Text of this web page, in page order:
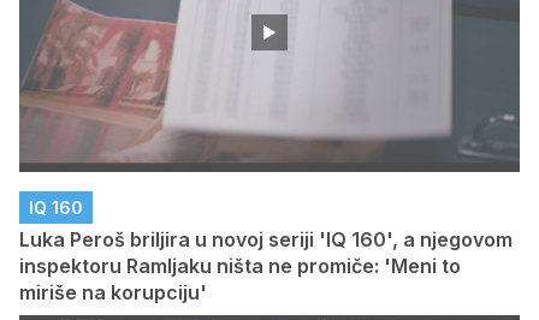
IQ 160
Luka Peroš briljira u novoj seriji 'IQ 160', a njegovom
inspektoru Ramljaku ništa ne promiče: 'Meni to
miriše na korupciju'